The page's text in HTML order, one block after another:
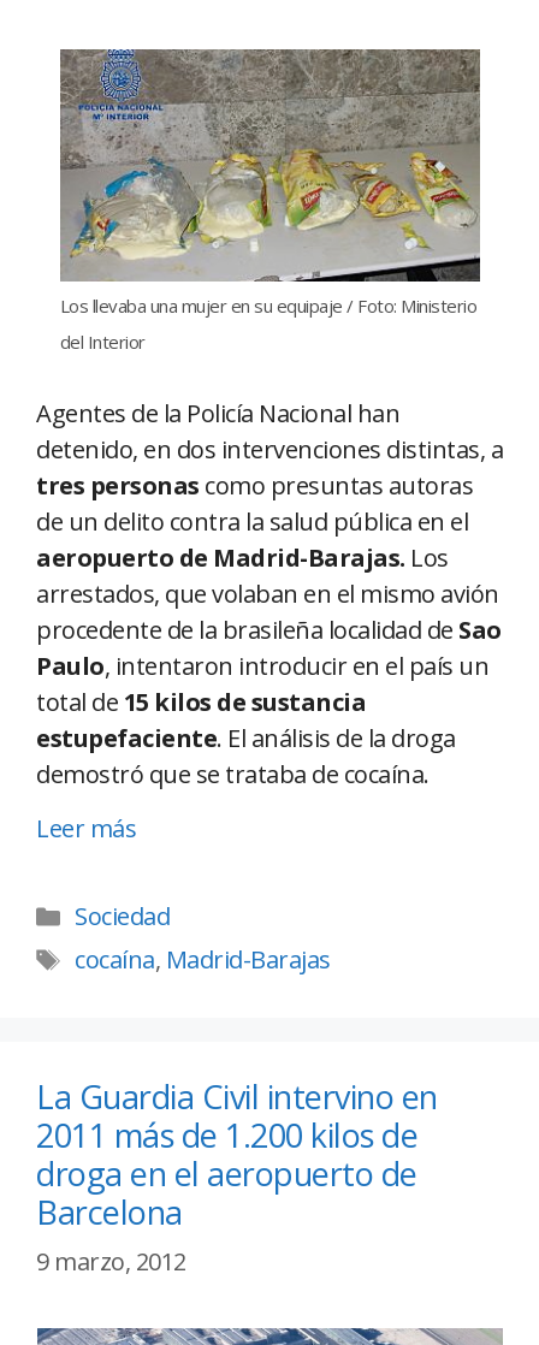
Los llevaba una mujer en su equipaje / Foto: Ministerio
del Interior
Agentes de la Policía Nacional han
detenido, en dos intervenciones distintas, a
tres personas como presuntas autoras
de un delito contra la salud pública en el
aeropuerto de Madrid-Barajas. Los
arrestados, que volaban en el mismo avión
procedente de la brasileña localidad de Sao
Paulo, intentaron introducir en el país un
total de 15 kilos de sustancia
estupefaciente. El análisis de la droga
demostró que se trataba de cocaína.
Leer más
Sociedad
cocaína, Madrid-Barajas
La Guardia Civil intervino en
2011 más de 1.200 kilos de
droga en el aeropuerto de
Barcelona
9 marzo, 2012